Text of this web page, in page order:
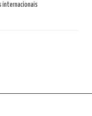
internacionais